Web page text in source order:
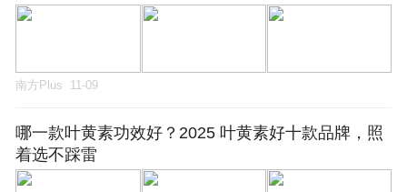
南方Plus 11-09
哪一款叶黄素功效好？2025 叶黄素好十款品牌，照
着选不踩雷